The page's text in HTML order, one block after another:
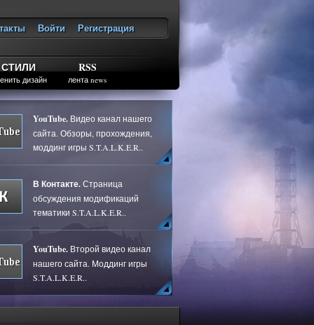
Войти
Регистрация
СТИЛИ
дизайн
RSS
лента news
YouTube. Видео канал нашего
сайта. Обзоры, прохождения,
моддинг игры S.T.A.L.K.E.R..
В Контакте.Страница
обсуждения модификаций
тематики S.T.A.L.K.E.R..
YouTube. Второй видео канал
нашего сайта. Моддинг игры
S.T.A.L.K.E.R..